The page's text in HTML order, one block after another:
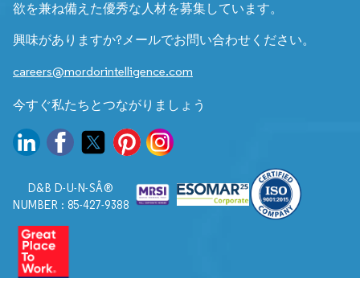
欲を兼ね備えた優秀な人材を募集しています。
興味がありますか?メールでお問い合わせください。
careers@mordorintelligence.com
今すぐ私たちとつながりましょう
D&B D-U-N-SÂ®
NUMBER : 85-427-9388